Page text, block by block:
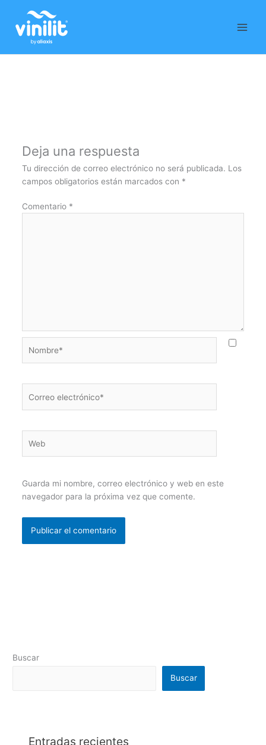
contenido
Deja una respuesta
Tu dirección de correo electrónico no será publicada. Los
campos obligatorios están marcados con *
Comentario *
electrónico*
Guarda mi nombre, correo electrónico y web en este
navegador para la próxima vez que comente.
Buscar
Buscar
Entradas recientes